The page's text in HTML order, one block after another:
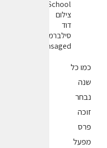
צילום
דוד
סילברמן
dpsimsaged
כמו כל
שנה
נבחר
זוכה
פרס
מפעל